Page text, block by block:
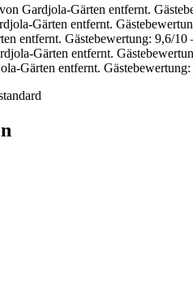
Gardjola-Gärten entfernt.
Gärten entfernt.
entfernt. Gästebewertung: 9,6/
Gärten entfernt.
Gärten entfernt.